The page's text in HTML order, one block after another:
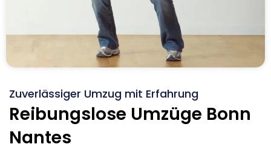
Zuverlässiger Umzug mit Erfahrung
Reibungslose Umzüge Bonn
Nantes